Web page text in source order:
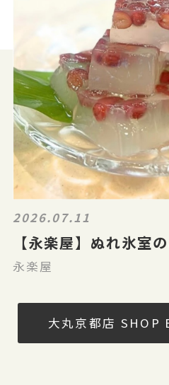
2026.07.11
【永楽屋】ぬれ氷室
永楽屋
大丸京都店 SHOP